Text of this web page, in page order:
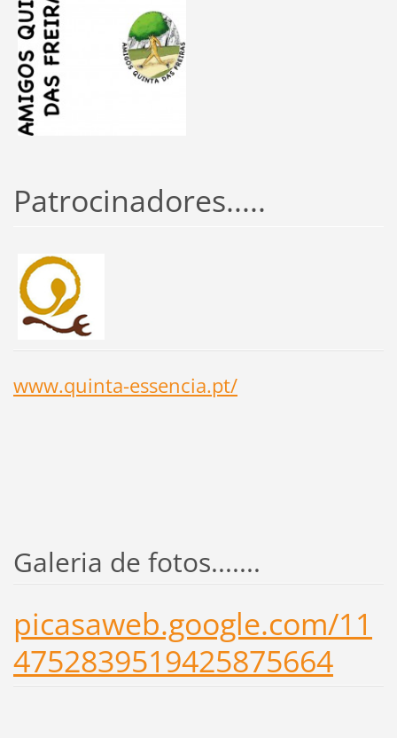
Patrocinadores.....
www.quinta-essencia.pt/
Galeria de fotos.......
picasaweb.google.com/11
4752839519425875664